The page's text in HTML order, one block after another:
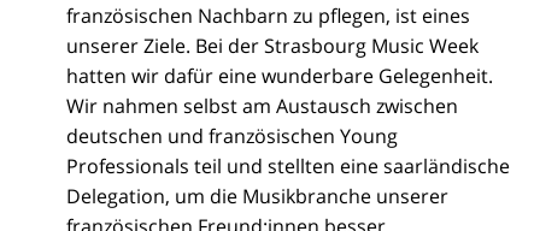
französischen Nachbarn zu pflegen, ist eines
unserer Ziele. Bei der Strasbourg Music Week
hatten wir dafür eine wunderbare Gelegenheit.
Wir nahmen selbst am Austausch zwischen
deutschen und französischen Young
Professionals teil und stellten eine saarländische
Delegation, um die Musikbranche unserer